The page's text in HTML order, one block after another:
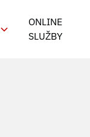
ONLINE
SLUŽBY